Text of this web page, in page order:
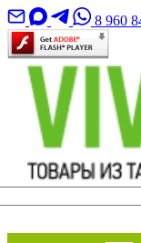
8 960